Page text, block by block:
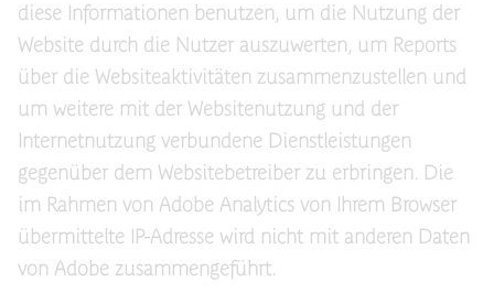
diese Informationen benutzen, um die Nutzung der
Website durch die Nutzer auszuwerten, um Reports
über die Websiteaktivitäten zusammenzustellen und
um weitere mit der Websitenutzung und der
Internetnutzung verbundene Dienstleistungen
gegenüber dem Websitebetreiber zu erbringen. Die
im Rahmen von Adobe Analytics von Ihrem Browser
übermittelte IP-Adresse wird nicht mit anderen Daten
von Adobe zusammengeführt.